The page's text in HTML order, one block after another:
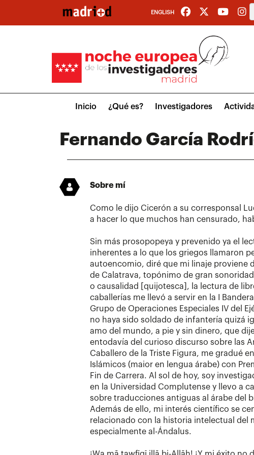
contenido
ENGLISH
menuInicio ¿Qué es? Investigadores
Fernando García
Sobre mí
Como le dijo Cicerón a su corresponsal
a hacer lo que muchos han censurado,
Sin más prosopopeya y prevenido ya el
inherentes a lo que los griegos llamaron
autoencomio, diré que mi linaje proviene
de Calatrava, topónimo de gran
o causalidad [quijotesca], la lectura de
caballerías me llevó a servir en la I
Grupo de Operaciones Especiales IV del
no haya sido soldado de infantería quizá
amo del mundo, a pie y sin dinero, que
entodavía del curioso discurso sobre las
Caballero de la Triste Figura, me gradué
Islámicos (maior en lengua árabe) con
Fin de Carrera. Al sol de hoy, soy
en la Universidad Complutense y llevo a
sobre traducciones antiguas al árabe del
Además de ello, mi interés científico se
relacionado con la historia intelectual del
especialmente al-Ándalus.